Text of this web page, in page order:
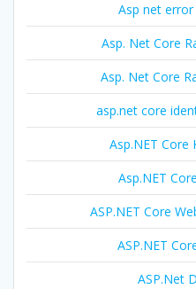
Asp net
Asp. Net Core
Asp. Net Core
asp.net core
Asp.NET Core
Asp.NET
ASP.NET Core
ASP.NET
ASP.Net